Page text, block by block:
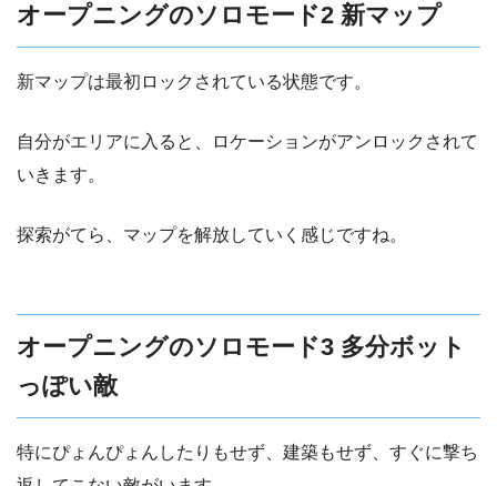
オープニングのソロモード2 新マップ
新マップは最初ロックされている状態です。
自分がエリアに入ると、ロケーションがアンロックされて
いきます。
探索がてら、マップを解放していく感じですね。
オープニングのソロモード3 多分ボット
っぽい敵
特にぴょんぴょんしたりもせず、建築もせず、すぐに撃ち